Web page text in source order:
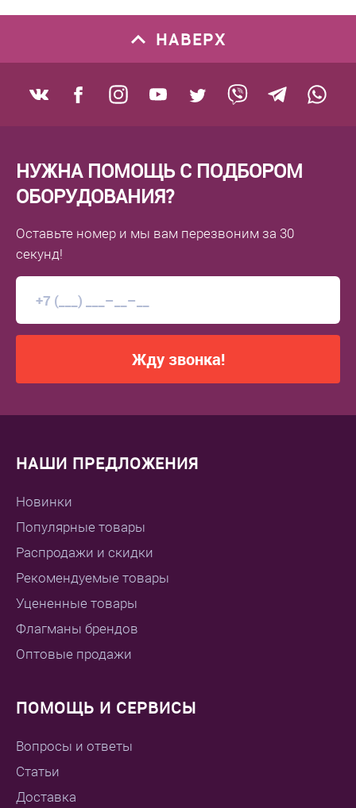
НАВЕРХ
НУЖНА ПОМОЩЬ С ПОДБОРОМ
ОБОРУДОВАНИЯ?
Оставьте номер и мы вам перезвоним за 30
секунд!
Жду звонка!
НАШИ ПРЕДЛОЖЕНИЯ
Новинки
Популярные товары
Распродажи и скидки
Рекомендуемые товары
Уцененные товары
Флагманы брендов
Оптовые продажи
ПОМОЩЬ И СЕРВИСЫ
Вопросы и ответы
Статьи
Доставка